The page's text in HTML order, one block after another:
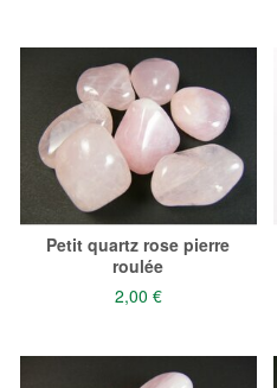
Petit quartz rose pierre
roulée
2,00 €